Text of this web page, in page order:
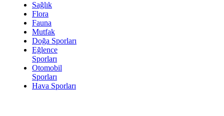
Sağlık
Flora
Fauna
Mutfak
Doğa Sporları
Eğlence
Sporları
Otomobil
Sporları
Hava Sporları